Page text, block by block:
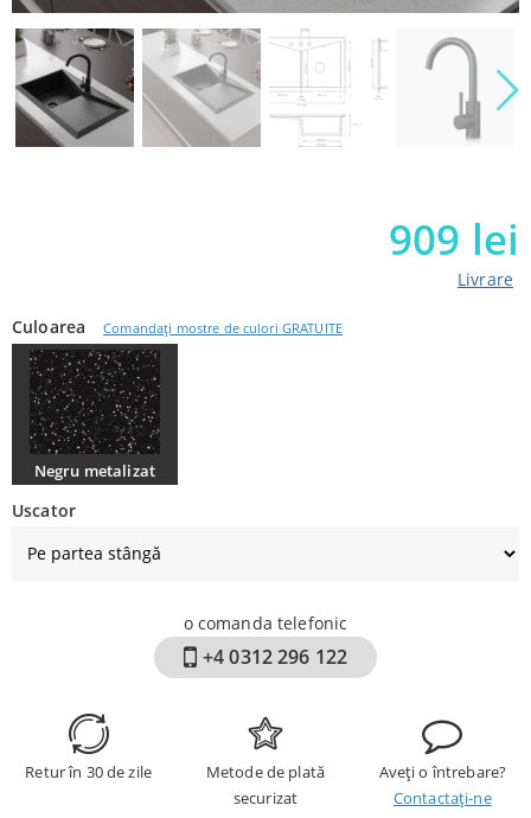
909 lei
Livrare
Culoarea Comandați mostre de culori GRATUITE
Negru metalizat
Uscator
o comanda telefonic
+4 0312 296 122
Retur în 30 de zile
Metode de plată
securizat
Aveți o întrebare?
Contactați-ne